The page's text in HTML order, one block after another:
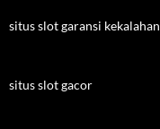
situs slot garansi kekalahan
situs slot gacor